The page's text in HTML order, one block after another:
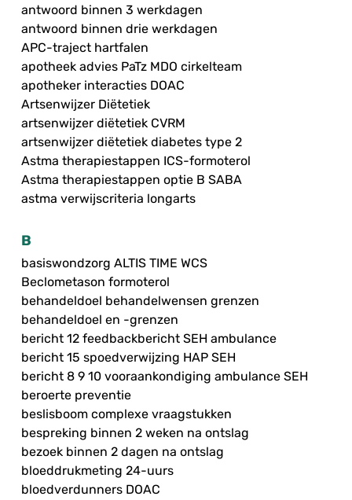
antwoord binnen 3 werkdagen
antwoord binnen drie werkdagen
APC-traject hartfalen
apotheek advies PaTz MDO cirkelteam
apotheker interacties DOAC
Artsenwijzer Diëtetiek
artsenwijzer diëtetiek CVRM
artsenwijzer diëtetiek diabetes type 2
Astma therapiestappen ICS-formoterol
Astma therapiestappen optie B SABA
astma verwijscriteria longarts
B
basiswondzorg ALTIS TIME WCS
Beclometason formoterol
behandeldoel behandelwensen grenzen
behandeldoel en -grenzen
bericht 12 feedbackbericht SEH ambulance
bericht 15 spoedverwijzing HAP SEH
bericht 8 9 10 vooraankondiging ambulance SEH
beroerte preventie
beslisboom complexe vraagstukken
bespreking binnen 2 weken na ontslag
bezoek binnen 2 dagen na ontslag
bloeddrukmeting 24-uurs
bloedverdunners DOAC